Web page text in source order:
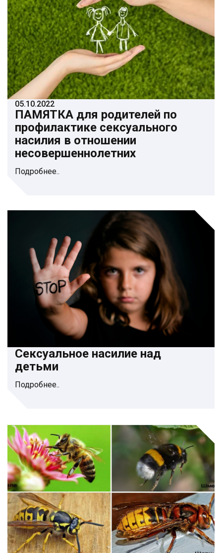
05.10.2022
ПАМЯТКА для родителей по
профилактике сексуального
насилия в отношении
несовершеннолетних
Подробнее..
Сексуальное насилие над
детьми
Подробнее..